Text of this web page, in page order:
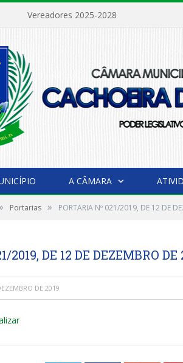
Vereadores 2025-2028
A CÂMARA
Portarias » PORTARIA Nº 021/2019, DE 12 DE
2019, DE 12 DE DEZEMBRO DE
DE 2019